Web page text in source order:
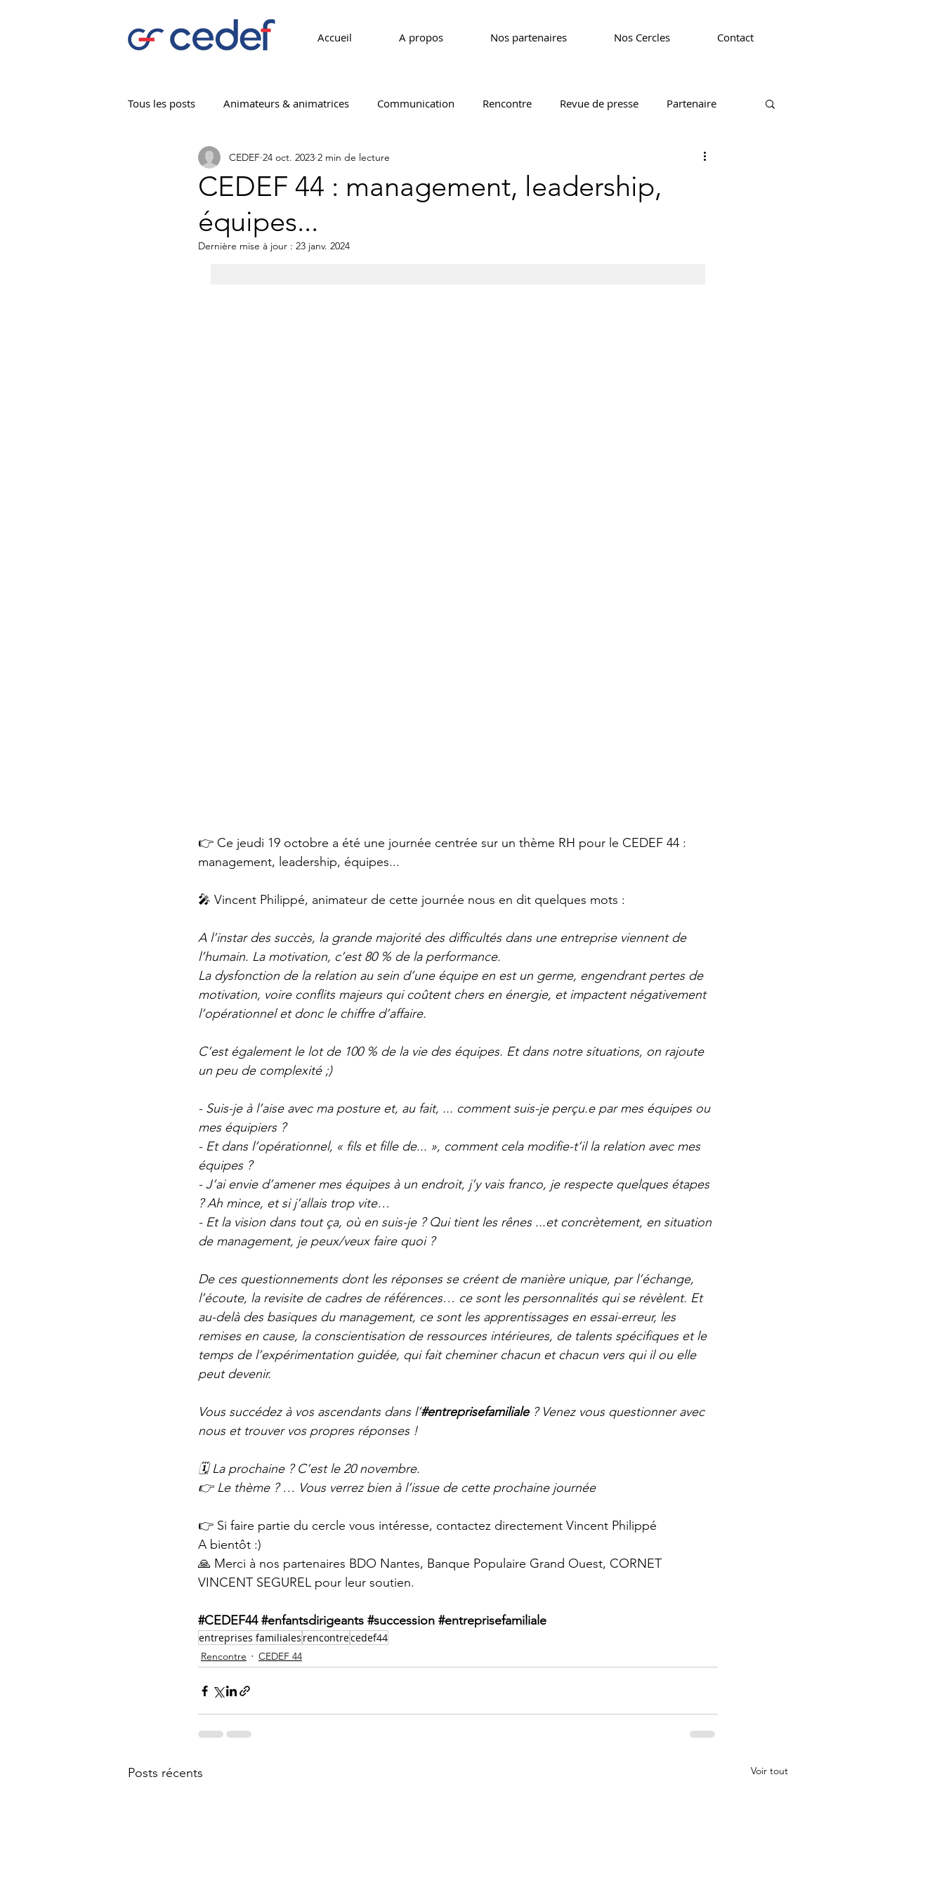
Accueil A propos Nos partenaires Nos Cercles Contact
Tous les posts Animateurs & animatrices Communication Rencontre Revue de presse Partenaire
CEDEF Bocage CEDEF 01 CEDEF 17 CEDEF 49
CEDEF 63
CEDEF 44 : management, leadership,
équipes...
CEDEF 24 oct. 2023 2 min de lecture
Dernière mise à jour : 23 janv. 2024
👉 Ce jeudi 19 octobre a été une journée centrée sur un thème RH pour le CEDEF 44 :
management, leadership, équipes...
🎤 Vincent Philippé, animateur de cette journée nous en dit quelques mots :
A l’instar des succès, la grande majorité des difficultés dans une entreprise viennent de
l’humain. La motivation, c’est 80 % de la performance.
La dysfonction de la relation au sein d’une équipe en est un germe, engendrant pertes de
motivation, voire conflits majeurs qui coûtent chers en énergie, et impactent négativement
l’opérationnel et donc le chiffre d’affaire.
C’est également le lot de 100 % de la vie des équipes. Et dans notre situations, on rajoute
un peu de complexité ;)
- Suis-je à l’aise avec ma posture et, au fait, ... comment suis-je perçu.e par mes équipes ou
mes équipiers ?
- Et dans l’opérationnel, « fils et fille de... », comment cela modifie-t’il la relation avec mes
équipes ?
- J’ai envie d’amener mes équipes à un endroit, j’y vais franco, je respecte quelques étapes
? Ah mince, et si j’allais trop vite…
- Et la vision dans tout ça, où en suis-je ? Qui tient les rênes ...et concrètement, en situation
de management, je peux/veux faire quoi ?
De ces questionnements dont les réponses se créent de manière unique, par l’échange,
l’écoute, la revisite de cadres de références… ce sont les personnalités qui se révèlent. Et
au-delà des basiques du management, ce sont les apprentissages en essai-erreur, les
remises en cause, la conscientisation de ressources intérieures, de talents spécifiques et le
temps de l’expérimentation guidée, qui fait cheminer chacun et chacun vers qui il ou elle
peut devenir.
Vous succédez à vos ascendants dans l’#entreprisefamiliale ? Venez vous questionner avec
nous et trouver vos propres réponses !
🗓 La prochaine ? C’est le 20 novembre.
👉 Le thème ? … Vous verrez bien à l’issue de cette prochaine journée
👉 Si faire partie du cercle vous intéresse, contactez directement Vincent Philippé
A bientôt :)
🙏 Merci à nos partenaires BDO Nantes, Banque Populaire Grand Ouest, CORNET
VINCENT SEGUREL pour leur soutien.
#CEDEF44 #enfantsdirigeants #succession #entreprisefamiliale
entreprises familiales rencontrecedef44
Rencontre CEDEF 44
Posts récents Voir tout